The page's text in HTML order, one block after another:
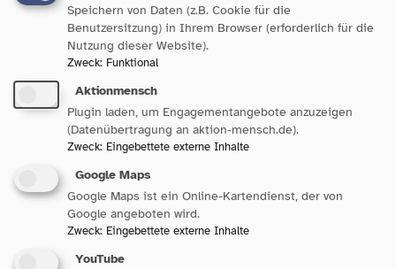
05. Mai wendet sich der Paritätische mit Impulsen für
die Landespolitik die Koalitionsfraktionen im…
30. April 2026| Aktuelles
Projekt Irene: Die Stimmen der
Inklusion
Seit Oktober 2023 ermöglicht das Projekt IRENE –
Speichern von Daten (z.B. Cookie für die
Benutzersitzung) in Ihrem Browser (erforderlich für die
Nutzung dieser Website).
Zweck: Funktional
Aktionmensch
Plugin laden, um Engagementangebote anzuzeigen
(Datenübertragung an aktion-mensch.de).
Zweck: Eingebettete externe Inhalte
Google Maps
Google Maps ist ein Online-Kartendienst, der von
Google angeboten wird.
Zweck: Eingebettete externe Inhalte
YouTube